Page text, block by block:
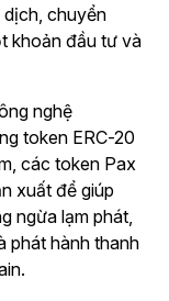
dịch, chuyển
khoản đầu tư và
nghệ
token ERC-20
các token Pax
xuất để giúp
ngừa lạm phát,
phát hành thanh